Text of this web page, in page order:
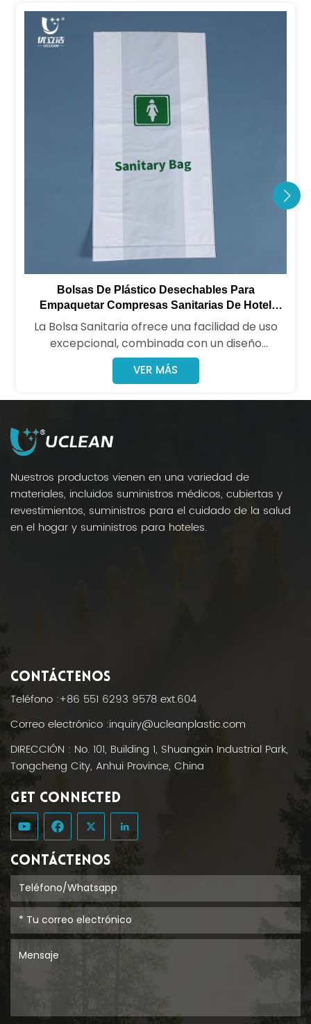
Bolsas De Plástico Desechables Para
Empaquetar Compresas Sanitarias De Hotel
Personalizadas
La Bolsa Sanitaria ofrece una facilidad de uso
excepcional, combinada con un diseño
elegante y práctico. Diseñada especialmente
para una eliminación discreta e higiénica,
Sanitaria, los desechos de higiene femenina se
contienen de forma segura y se transfieren de
obstrucciones de los desagües. Mejore su rutina
diaria con una solución más inteligente y limpia.
VER MÁS
Nuestros productos vienen en una variedad de
materiales, incluidos suministros médicos, cubiertas y
revestimientos, suministros para el cuidado de la salud
en el hogar y suministros para hoteles.
CONTÁCTENOS
Teléfono :+86 551 6293 9578 ext.604
Correo electrónico :inquiry@ucleanplastic.com
DIRECCIÓN : No. 101, Building 1, Shuangxin Industrial Park,
Tongcheng City, Anhui Province, China
GET CONNECTED
CONTÁCTENOS